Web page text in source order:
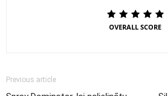
OVERALL SCORE
Previous article